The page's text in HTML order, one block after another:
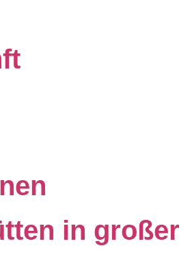
in großer